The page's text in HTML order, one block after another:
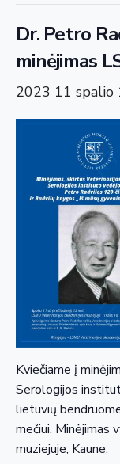
Dr. Petro
minėjimas
2023 11 spalio
Kviečiame į
Serologijos
lietuvių
mečiui. Minėjimas
muziejuje, Kaune.